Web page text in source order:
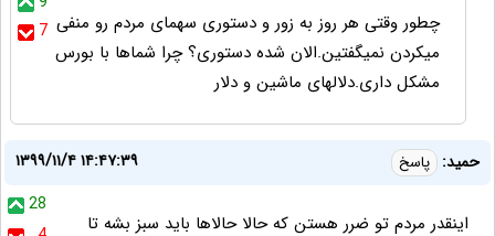
7 چطور وقتی هر روز به زور و دستوری سهمای مردم رو منفی
میکردن نمیگفتین.الان شده دستوری؟ چرا شماها با بورس
مشکل داری.دلالهای ماشین و دلار
حمید: پاسخ
۱۳۹۹/۱۱/۴ ۱۴:۴۷:۳۹
28
اینقدر مردم تو ضرر هستن که حالا حالاها باید سبز بشه تا